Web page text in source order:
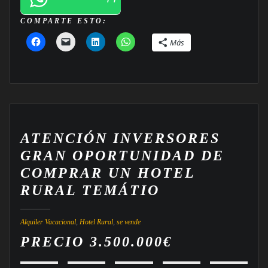
COMPARTE ESTO:
Más
ATENCIÓN INVERSORES
GRAN OPORTUNIDAD DE
COMPRAR UN HOTEL
RURAL TEMÁTIO
Alquiler Vacacional, Hotel Rural, se vende
PRECIO 3.500.000€